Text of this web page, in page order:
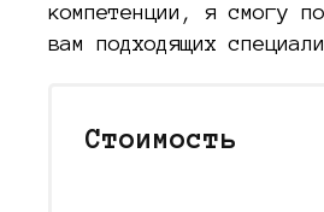
компетенции, я смогу
вам подходящих
Стоимость